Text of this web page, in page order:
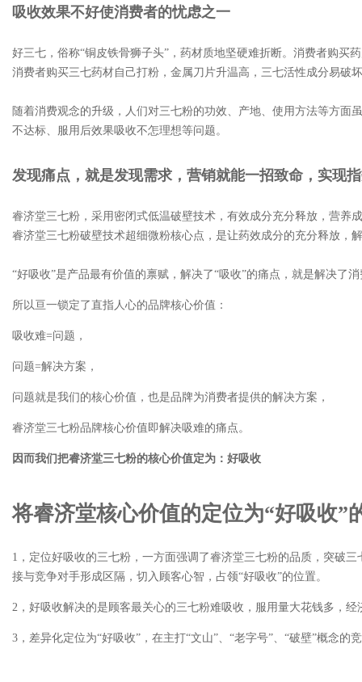
吸收效果不好使消费者的忧虑之一
好三七，俗称“铜皮铁骨狮子头”，药材质地坚硬难折断。消费者购买
消费者购买三七药材自己打粉，金属刀片升温高，三七活性成分易破
随着消费观念的升级，人们对三七粉的功效、产地、使用方法等方
不达标、服用后效果吸收不怎理想等问题。
发现痛点，就是发现需求，营销就能一招致命，实现
睿济堂三七粉，采用密闭式低温破壁技术，有效成分充分释放，营养
睿济堂三七粉破壁技术超细微粉核心点，是让药效成分的充分释放，
“好吸收”是产品最有价值的禀赋，解决了“吸收”的痛点，就是解决了
所以亘一锁定了直指人心的品牌核心价值：
吸收难=问题，
问题=解决方案，
问题就是我们的核心价值，也是品牌为消费者提供的解决方案，
睿济堂三七粉品牌核心价值即解决吸难的痛点。
因而我们把睿济堂三七粉的核心价值定为：好吸收
将睿济堂核心价值的定位为“好吸收”
1，定位好吸收的三七粉，一方面强调了睿济堂三七粉的品质，突破
接与竞争对手形成区隔，切入顾客心智，占领“好吸收”的位置。
2，好吸收解决的是顾客最关心的三七粉难吸收，服用量大花钱多，
3，差异化定位为“好吸收”，在主打“文山”、“老字号”、“破壁”概念